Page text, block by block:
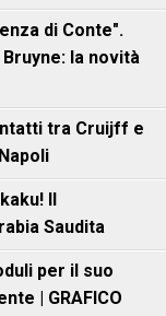
di Conte".
la novità
tra Cruijff e
Il
Saudita
per il suo
| GRAFICO